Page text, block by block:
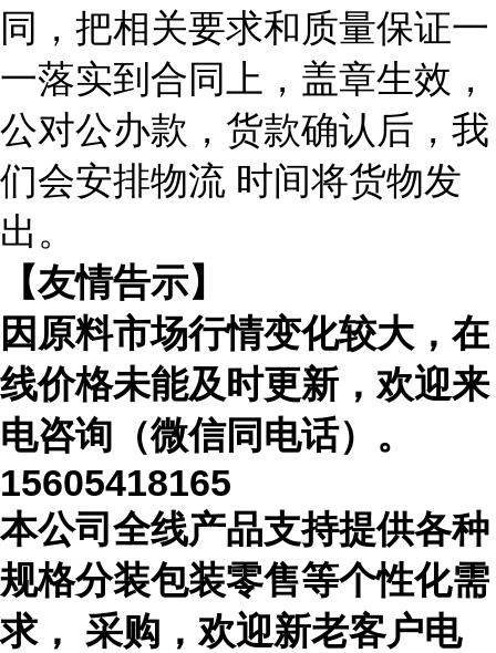
同，把相关要求和质量保证一
一落实到合同上，盖章生效，
公对公办款，货款确认后，我
们会安排物流 时间将货物发
出。
【友情告示】
因原料市场行情变化较大，在
线价格未能及时更新，欢迎来
电咨询（微信同电话）。
15605418165
本公司全线产品支持提供各种
规格分装包装零售等个性化需
求， 采购，欢迎新老客户电